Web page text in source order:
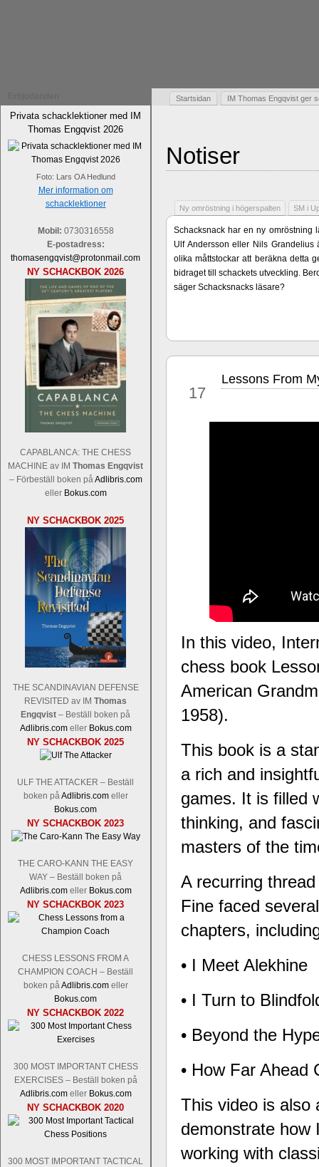
Privata schacklektioner med IM
Thomas Engqvist 2026
Foto: Lars OA Hedlund
Mer information om
schacklektioner
Mobil: 0730316558
E-postadress:
thomasengqvist@protonmail.com
NY SCHACKBOK 2026
CAPABLANCA: THE CHESS
MACHINE av IM Thomas Engqvist
– Förbeställ boken påAdlibris.com
eller Bokus.com
NY SCHACKBOK 2025
THE SCANDINAVIAN DEFENSE
REVISITED av IM Thomas
Engqvist – Beställ boken på
Adlibris.comeller Bokus.com
NY SCHACKBOK 2025
ULF THE ATTACKER – Beställ
boken på Adlibris.comeller
Bokus.com
NY SCHACKBOK 2023
THE CARO-KANN THE EASY
WAY – Beställ boken på
Adlibris.comeller Bokus.com
NY SCHACKBOK 2023
CHESS LESSONS FROM A
CHAMPION COACH – Beställ
boken på Adlibris.comeller
Bokus.com
NY SCHACKBOK 2022
300 MOST IMPORTANT CHESS
EXERCISES – Beställ boken på
Adlibris.comeller Bokus.com
NY SCHACKBOK 2020
300 MOST IMPORTANT TACTICAL
Startsidan IM Thomas Engqvist ger
Notiser
Ny omröstning i högerspalten SM i
Schacksnack har en ny omröstning
Ulf Andersson eller Nils
olika måttstockar att beräkna detta
bidraget till schackets utveckling.
säger Schacksnacks läsare?
Schacksnack har inlett det nya
talet och där det på förhand är
att man måste kunna och förstå
högerspalten nedan.
Den sjunde upplagan av
Levon Aronian-Maxime Vachier-
revanschera sig efter att inte ha
han dock göra denna gång om
nämligen den sistnämnda
17
Lessons From
In this video,
chess book
American
1958).
This book is a
a rich and
games. It is filled
thinking, and
masters of the
A recurring
Fine faced
chapters,
• I Meet Alekhine
• I Turn to
• Beyond the
• How Far Ahead
This video is also
demonstrate how
working with